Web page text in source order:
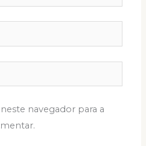
navegador para a